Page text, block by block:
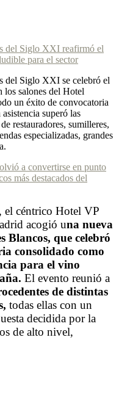
del Siglo XXI reafirmó el
para el sector
del Siglo XXI se celebró el
los salones del Hotel
un éxito de convocatoria
superó las
restauradores, sumilleres,
especializadas, grandes
a convertirse en punto
más destacados del
el céntrico Hotel VP
acogió una nueva
Blancos, que celebró
consolidado como
para el vino
El evento reunió a
de distintas
todas ellas con un
decidida por la
de alto nivel,